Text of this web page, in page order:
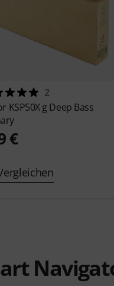
2
KSP50X g Deep Bass
€